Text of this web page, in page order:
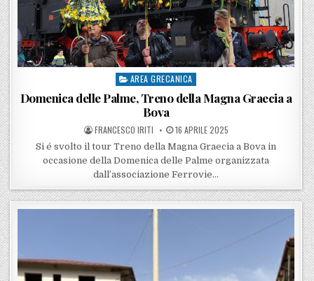
Posted in
AREA GRECANICA
Domenica delle Palme, Treno della Magna Graecia a
Bova
POSTED BY
FRANCESCO IRITI POSTED ON
16 APRILE 2025
Si é svolto il tour Treno della Magna Graecia a Bova in
occasione della Domenica delle Palme organizzata
dall’associazione Ferrovie…